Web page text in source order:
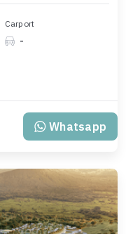
Carport
-
Whatsapp